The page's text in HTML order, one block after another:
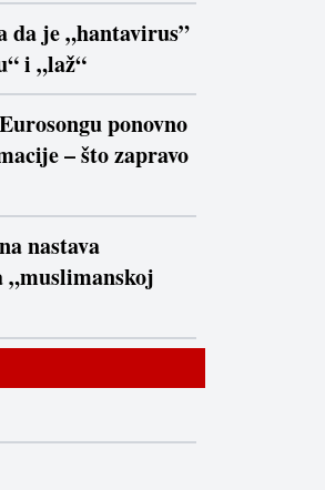
da je „hantavirus”
i „laž“
ponovno
– što zapravo
nastava
„muslimanskoj